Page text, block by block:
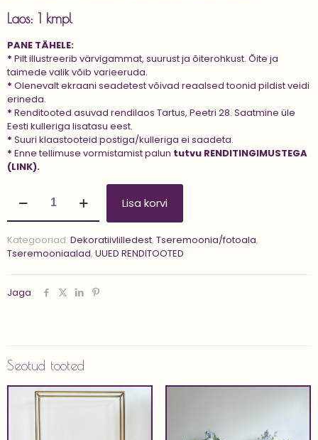
Laos: 1 kmpl
PANE TÄHELE:
* Pilt illustreerib värvigammat, suurust ja õiterohkust. Õite ja
taimede valik võib varieeruda.
* Olenevalt ekraani seadetest võivad reaalsed toonid pildist veidi
erineda.
* Renditooted asuvad rendilaos Tartus, Peetri 28. Saatmine üle
Eesti kulleriga lisatasu eest.
* Suuri klaastooteid postiga/kulleriga ei saadeta.
* Enne tellimuse vormistamist palun tutvu RENDITINGIMUSTEGA
(LINK).
'SNOWY
BURGUNDY'
Lisa korvi
Kategooriad: Dekoratiivlilledest, Tseremoonia/fotoala,
Tseremooniaalad, UUED RENDITOOTED
Jaga
Seotud tooted